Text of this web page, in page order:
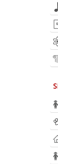
Il Tuo Stile